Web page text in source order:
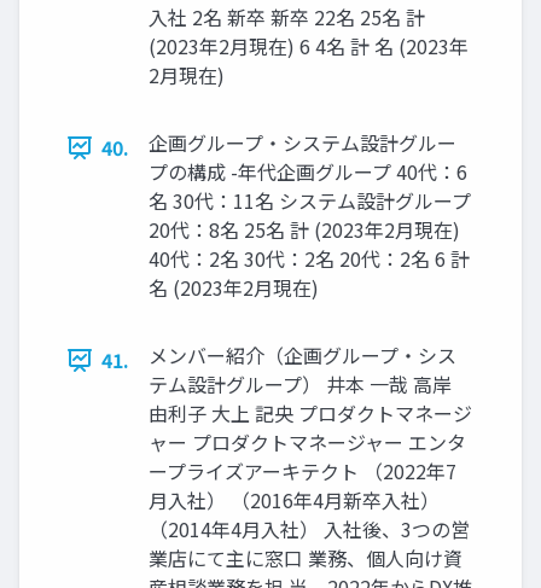
入社 2名 新卒 新卒 22名 25名 計
(2023年2月現在) 6 4名 計 名 (2023年
2月現在)
40.
企画グループ・システム設計グルー
プの構成 -年代企画グループ 40代：6
名 30代：11名 システム設計グループ
20代：8名 25名 計 (2023年2月現在)
40代：2名 30代：2名 20代：2名 6 計
名 (2023年2月現在)
41.
メンバー紹介（企画グループ・シス
テム設計グループ） 井本 一哉 高岸
由利子 大上 記央 プロダクトマネージ
ャー プロダクトマネージャー エンタ
ープライズアーキテクト （2022年7
月入社） （2016年4月新卒入社）
（2014年4月入社） 入社後、3つの営
業店にて主に窓口 業務、個人向け資